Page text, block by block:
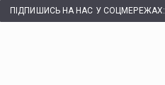
ПІДПИШИСЬ НА НАС У СОЦМЕРЕЖАХ: